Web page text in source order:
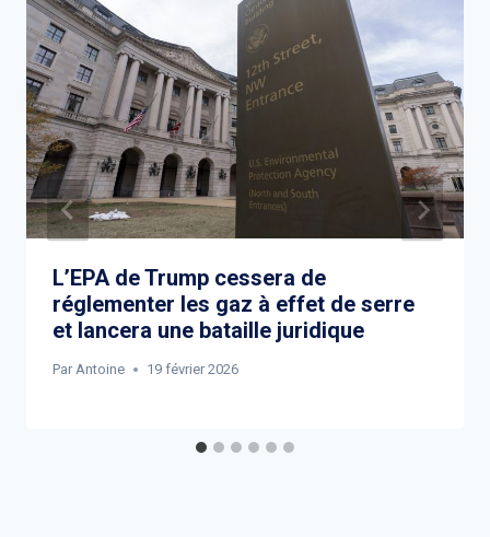
L’EPA de Trump cessera de
réglementer les gaz à effet de serre
et lancera une bataille juridique
Par Antoine 19 février 2026